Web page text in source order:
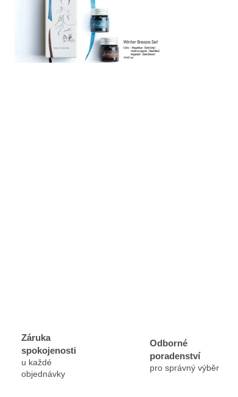
Záruka
spokojenosti
u každé
objednávky
Odborné
poradenství
pro správný výběr